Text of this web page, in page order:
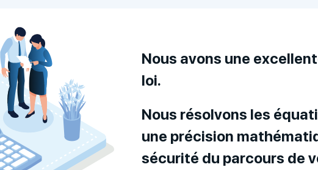
Nous avons une
loi.
Nous résolvons les
une précision
sécurité du parcours de